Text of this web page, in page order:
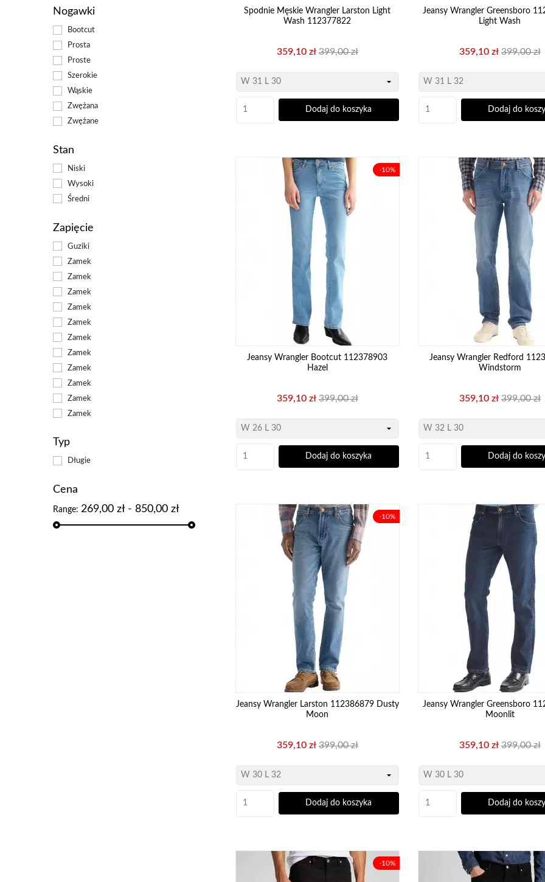
Nogawki
Bootcut
Prosta
Proste
Szerokie
Wąskie
Zwężana
Zwężane
Stan
Niski
Wysoki
Średni
Zapięcie
Guziki
Zamek
Zamek
Zamek
Zamek
Zamek
Zamek
Zamek
Zamek
Zamek
Zamek
Zamek
Typ
Długie
Cena
Range: 269,00 zł - 850,00 zł
Spodnie Męskie Wrangler Larston Light
Wash 112377822
Cena
359,10 zł Cena
podstawowa
399,00 zł
Dodaj do koszyka
Jeansy Wrangler Greensboro
Light Wash
Cena
359,10 zł Cena
399,00 zł
Dodaj do
Jeansy Wrangler Bootcut 112378903
Hazel
Cena
359,10 zł Cena
podstawowa
399,00 zł
Dodaj do koszyka
-10%
Jeansy Wrangler Redford
Windstorm
Cena
359,10 zł Cena
399,00 zł
Dodaj do
Jeansy Wrangler Larston 112386879 Dusty
Moon
Cena
359,10 zł Cena
podstawowa
399,00 zł
Dodaj do koszyka
-10%
Jeansy Wrangler Greensboro
Moonlit
Cena
359,10 zł Cena
399,00 zł
Dodaj do
-10%